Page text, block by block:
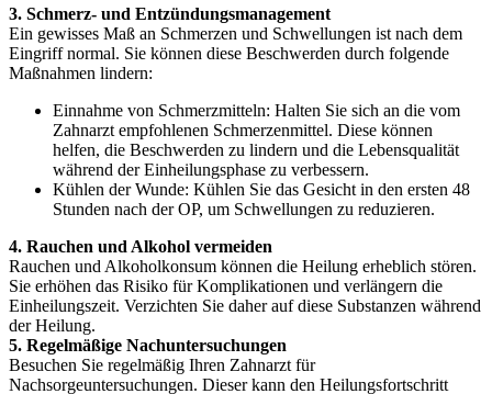
3. Schmerz- und Entzündungsmanagement
Ein gewisses Maß an Schmerzen und Schwellungen ist nach dem
Eingriff normal. Sie können diese Beschwerden durch folgende
Maßnahmen lindern:
Einnahme von Schmerzmitteln: Halten Sie sich an die vom
Zahnarzt empfohlenen Schmerzenmittel. Diese können
helfen, die Beschwerden zu lindern und die Lebensqualität
während der Einheilungsphase zu verbessern.
Kühlen der Wunde: Kühlen Sie das Gesicht in den ersten 48
Stunden nach der OP, um Schwellungen zu reduzieren.
4. Rauchen und Alkohol vermeiden
Rauchen und Alkoholkonsum können die Heilung erheblich stören.
Sie erhöhen das Risiko für Komplikationen und verlängern die
Einheilungszeit. Verzichten Sie daher auf diese Substanzen während
der Heilung.
5. Regelmäßige Nachuntersuchungen
Besuchen Sie regelmäßig Ihren Zahnarzt für
Nachsorgeuntersuchungen. Dieser kann den Heilungsfortschritt